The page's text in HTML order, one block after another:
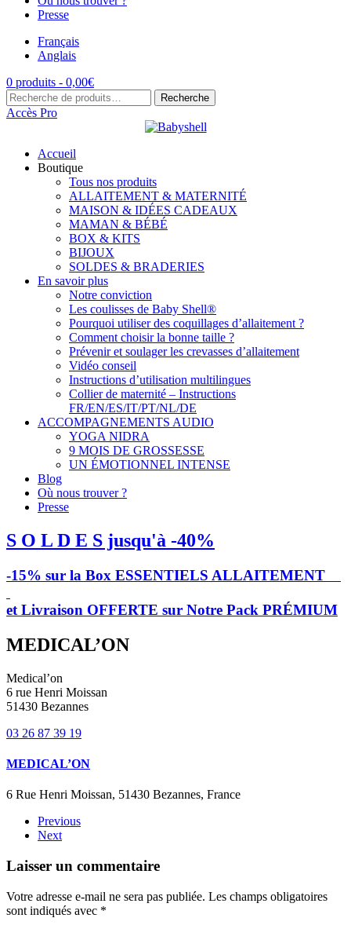
Presse
Français
Anglais
0 produits - 0,00€
Recherche
pour :
Recherche
Accès Pro
Accueil
Boutique
Tous nos produits
ALLAITEMENT & MATERNITÉ
MAISON & IDÉES CADEAUX
MAMAN & BÉBÉ
BOX & KITS
BIJOUX
SOLDES & BRADERIES
En savoir plus
Notre conviction
Les coulisses de Baby Shell®
Pourquoi utiliser des coquillages d’allaitement ?
Comment choisir la bonne taille ?
Prévenir et soulager les crevasses d’allaitement
Vidéo conseil
Instructions d’utilisation multilingues
Collier de maternité – Instructions
FR/EN/ES/IT/PT/NL/DE
ACCOMPAGNEMENTS AUDIO
YOGA NIDRA
9 MOIS DE GROSSESSE
UN ÉMOTIONNEL INTENSE
Blog
Où nous trouver ?
Presse
S O L D E S jusqu'à -40%
-15% sur la Box ESSENTIELS ALLAITEMENT
et Livraison OFFERTE sur Notre Pack PRÉMIUM
MEDICAL’ON
Medical’on
6 rue Henri Moissan
51430 Bezannes
03 26 87 39 19
MEDICAL’ON
6 Rue Henri Moissan, 51430 Bezannes, France
Previous
Next
Laisser un commentaire
Votre adresse e-mail ne sera pas publiée. Les champs obligatoires
sont indiqués avec *